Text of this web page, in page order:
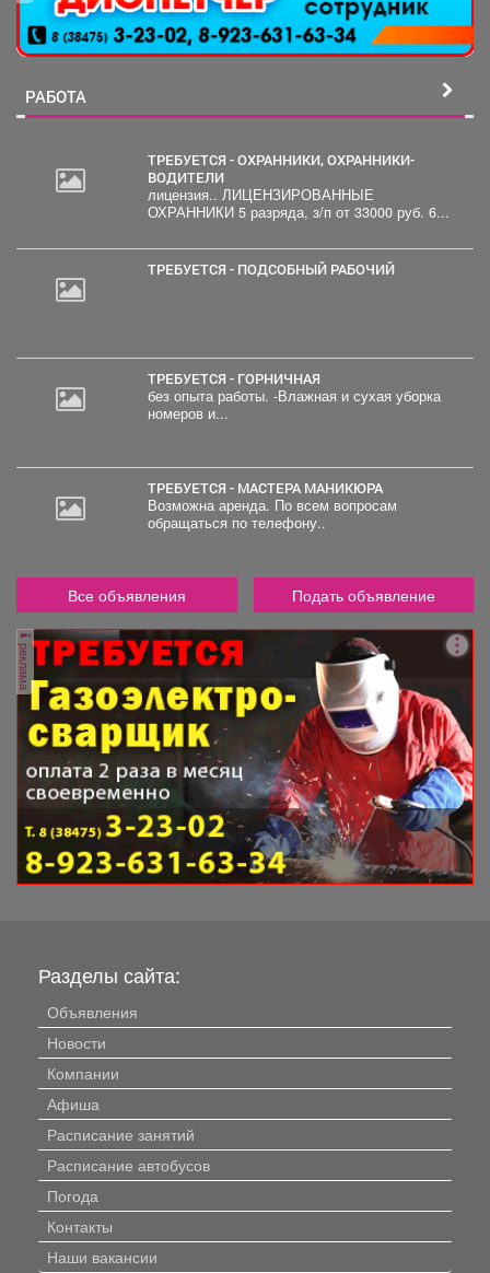
РАБОТА
ТРЕБУЕТСЯ - ОХРАННИКИ, ОХРАННИКИ-
ВОДИТЕЛИ
лицензия.. ЛИЦЕНЗИРОВАННЫЕ
ОХРАННИКИ 5 разряда, з/п от 33000 руб. 6...
ТРЕБУЕТСЯ - ПОДСОБНЫЙ РАБОЧИЙ
ТРЕБУЕТСЯ - ГОРНИЧНАЯ
без опыта работы. -Влажная и сухая уборка
номеров и...
ТРЕБУЕТСЯ - МАСТЕРА МАНИКЮРА
Возможна аренда. По всем вопросам
обращаться по телефону..
Все объявления Подать объявление
реклама
Разделы сайта:
Объявления
Новости
Компании
Афиша
Расписание занятий
Расписание автобусов
Погода
Контакты
Наши вакансии